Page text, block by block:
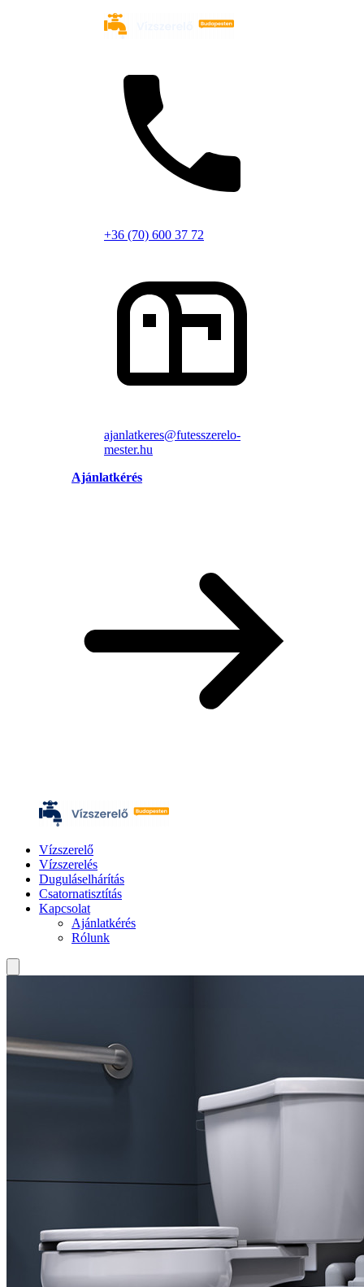
+36 (70) 600 37 72
ajanlatkeres@futesszerelo-
mester.hu
Ajánlatkérés
Vízszerelő
Vízszerelés
Duguláselhárítás
Csatornatisztítás
Kapcsolat
Ajánlatkérés
Rólunk